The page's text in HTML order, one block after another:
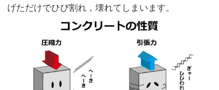
げただけでひび割れ，壊れてしまいます。